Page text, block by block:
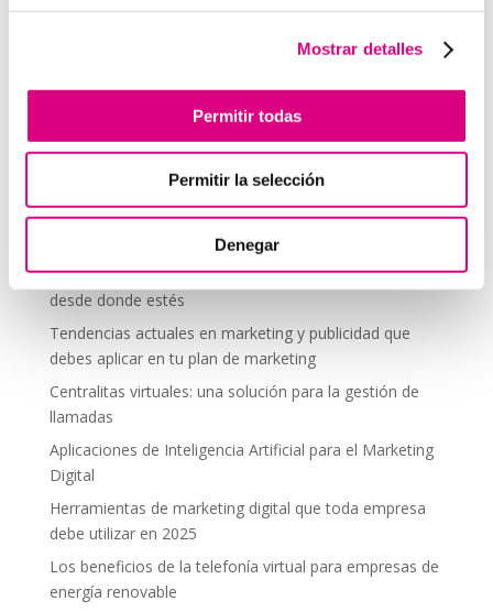
Mostrar detalles
Permitir todas
Permitir la selección
Denegar
para publicar un
comentario.
Telefonía Virtual
Interfonos IP para aerogeneradores: comunicación
Telefonía virtual para el trabajo remoto: comunícate
desde donde estés
Tendencias actuales en marketing y publicidad que
debes aplicar en tu plan de marketing
Centralitas virtuales: una solución para la gestión de
llamadas
Aplicaciones de Inteligencia Artificial para el Marketing
Digital
Herramientas de marketing digital que toda empresa
debe utilizar en 2025
Los beneficios de la telefonía virtual para empresas de
energía renovable